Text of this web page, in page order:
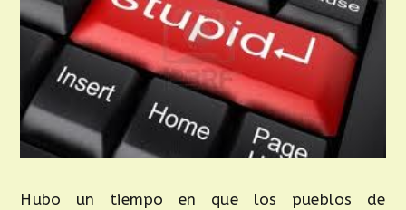
Hubo un tiempo en que los pueblos de